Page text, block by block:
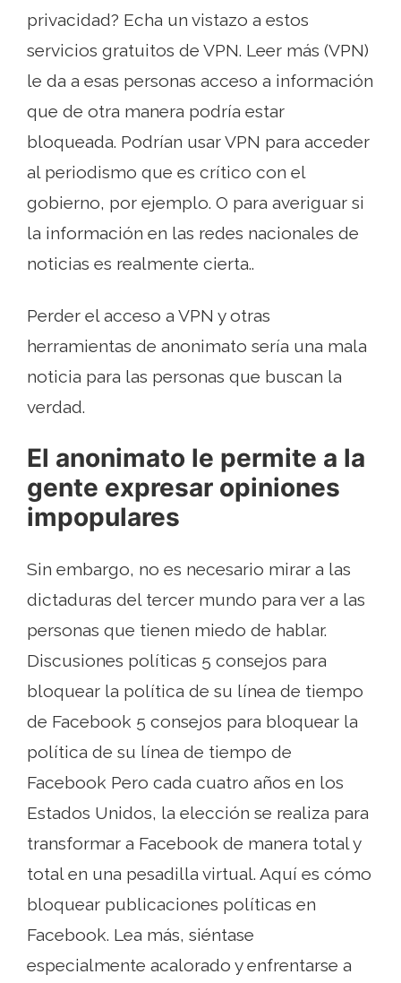
privacidad? Echa un vistazo a estos
servicios gratuitos de VPN. Leer más (VPN)
le da a esas personas acceso a información
que de otra manera podría estar
bloqueada. Podrían usar VPN para acceder
al periodismo que es crítico con el
gobierno, por ejemplo. O para averiguar si
la información en las redes nacionales de
noticias es realmente cierta..
Perder el acceso a VPN y otras
herramientas de anonimato sería una mala
noticia para las personas que buscan la
verdad.
El anonimato le permite a la
gente expresar opiniones
impopulares
Sin embargo, no es necesario mirar a las
dictaduras del tercer mundo para ver a las
personas que tienen miedo de hablar.
Discusiones políticas 5 consejos para
bloquear la política de su línea de tiempo
de Facebook 5 consejos para bloquear la
política de su línea de tiempo de
Facebook Pero cada cuatro años en los
Estados Unidos, la elección se realiza para
transformar a Facebook de manera total y
total en una pesadilla virtual. Aquí es cómo
bloquear publicaciones políticas en
Facebook. Lea más, siéntase
especialmente acalorado y enfrentarse a